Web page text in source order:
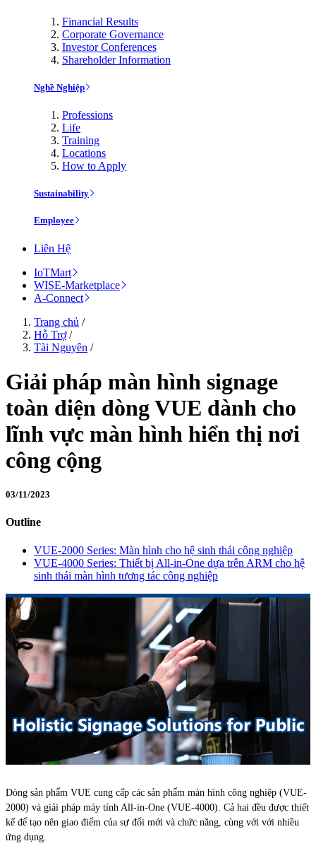
Financial Results
Corporate Governance
Investor Conferences
Shareholder Information
Nghề Nghiệp
Professions
Life
Training
Locations
How to Apply
Sustainability
Employee
Liên Hệ
IoTMart
WISE-Marketplace
A-Connect
Trang chủ /
Hỗ Trợ/
Tài Nguyên /
Giải pháp màn hình signage
toàn diện dòng VUE dành cho
lĩnh vực màn hình hiển thị nơi
công cộng
03/11/2023
Outline
VUE-2000 Series: Màn hình cho hệ sinh thái công nghiệp
VUE-4000 Series: Thiết bị All-in-One dựa trên ARM cho hệ
sinh thái màn hình tương tác công nghiệp
Dòng sản phẩm VUE cung cấp các sản phẩm màn hình công nghiệp (VUE-
2000) và giải pháp máy tính All-in-One (VUE-4000). Cả hai đều được thiết
kế để tạo nên giao điểm của sự đổi mới và chức năng, cùng với với nhiều
ứng dụng.